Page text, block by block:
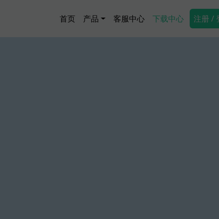
Main navigation
首页 产品 客服中心 下载中心 注册 /